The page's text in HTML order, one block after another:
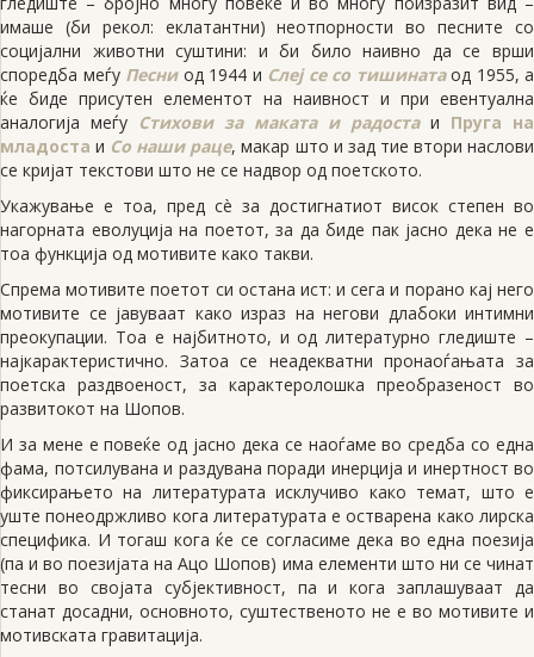
имаше (би рекол: еклатантни) неотпорности во песните со
социјални животни суштини: и би било наивно да се врши
споредба меѓу Песни од 1944 и Слеј се со тишинатаод 1955, а
ќе биде присутен елементот на наивност и при евентуална
аналогија меѓу Стихови за маката и радостаи Пруга на
младоста и Со наши раце, макар што и зад тие втори наслови
се кријат текстови што не се надвор од поетското.
Укажување е тоа, пред сè за достигнатиот висок степен во
нагорната еволуција на поетот, за да биде пак јасно дека не е
тоа функција од мотивите како такви.
Спрема мотивите поетот си остана ист: и сега и порано кај него
мотивите се јавуваат како израз на негови длабоки интимни
преокупации. Тоа е најбитното, и од литературно гледиште –
најкарактеристично. Затоа се неадекватни пронаоѓањата за
поетска раздвоеност, за карактеролошка преобразеност во
развитокот на Шопов.
И за мене е повеќе од јасно дека се наоѓаме во средба со една
фама, потсилувана и раздувана поради инерција и инертност во
фиксирањето на литературата исклучиво како темат, што е
уште понеодржливо кога литературата е остварена како лирска
специфика. И тогаш кога ќе се согласиме дека во една поезија
(па и во поезијата на Ацо Шопов) има елементи што ни се чинат
тесни во својата субјективност, па и кога заплашуваат да
станат досадни, основното, суштественото не е во мотивите и
мотивската гравитација.